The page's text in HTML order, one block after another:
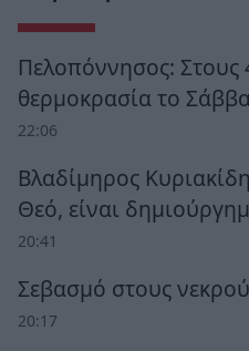
Πελοπόννησος: Στους
θερμοκρασία το
22:06
Βλαδίμηρος
Θεό, είναι
20:41
Σεβασμό στους
20:17